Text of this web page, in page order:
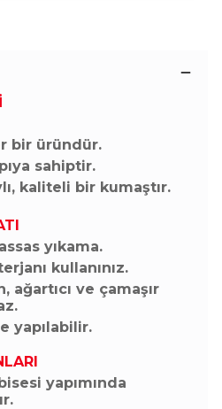
bir üründür.
sahiptir.
kaliteli bir kumaştır.
yıkama.
kullanınız.
ağartıcı ve çamaşır
yapılabilir.
yapımında